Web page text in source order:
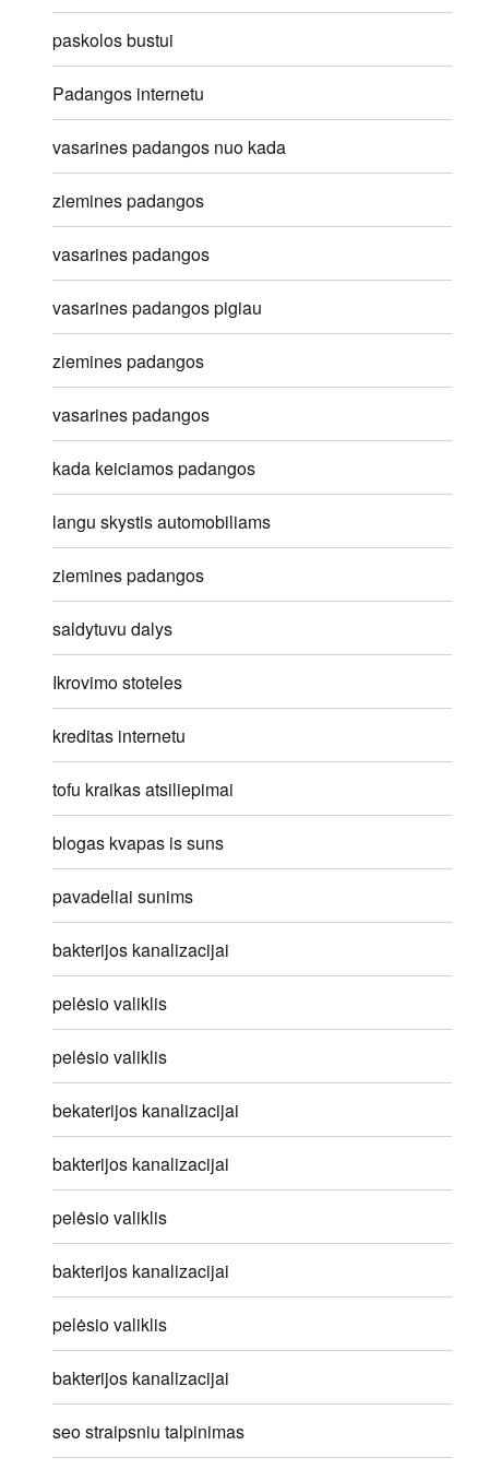
paskolos bustui
Padangos internetu
vasarines padangos nuo kada
ziemines padangos
vasarines padangos
vasarines padangos pigiau
ziemines padangos
vasarines padangos
kada keiciamos padangos
langu skystis automobiliams
ziemines padangos
saldytuvu dalys
Ikrovimo stoteles
kreditas internetu
tofu kraikas atsiliepimai
blogas kvapas is suns
pavadeliai sunims
bakterijos kanalizacijai
pelėsio valiklis
pelėsio valiklis
bekaterijos kanalizacijai
bakterijos kanalizacijai
pelėsio valiklis
bakterijos kanalizacijai
pelėsio valiklis
bakterijos kanalizacijai
seo straipsniu talpinimas